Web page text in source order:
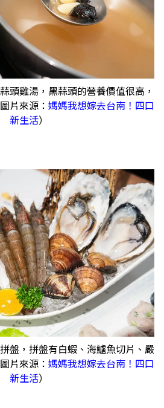
頭雞湯，黑蒜頭的營養價值很高，
片來源： 媽媽我想嫁去台南！四口
新生活）
盤，拼盤有白蝦、海鱸魚切片、嚴
片來源： 媽媽我想嫁去台南！四口
新生活）